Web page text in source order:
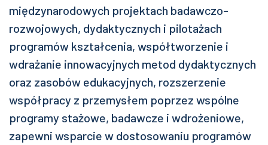
międzynarodowych projektach badawczo-
rozwojowych, dydaktycznych i pilotażach
programów kształcenia, współtworzenie i
wdrażanie innowacyjnych metod dydaktycznych
oraz zasobów edukacyjnych, rozszerzenie
współpracy z przemysłem poprzez wspólne
programy stażowe, badawcze i wdrożeniowe,
zapewni wsparcie w dostosowaniu programów